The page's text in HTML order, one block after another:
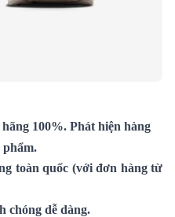
100%. Phát hiện hàng
phẩm.
toàn quốc (với đơn hàng từ
chóng dễ dàng.